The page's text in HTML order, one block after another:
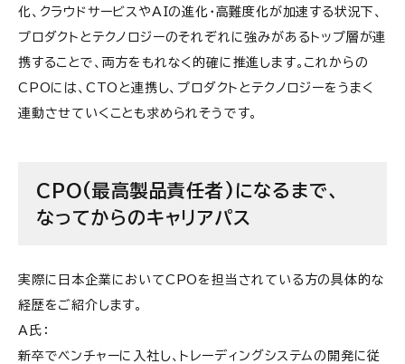
化、クラウドサービスやAIの進化・高難度化が加速する状況下、
プロダクトとテクノロジーのそれぞれに強みがあるトップ層が連
携することで、両方をもれなく的確に推進します。これからの
CPOには、CTOと連携し、プロダクトとテクノロジーをうまく
連動させていくことも求められそうです。
CPO(最高製品責任者)になるまで、
なってからのキャリアパス
実際に日本企業においてCPOを担当されている方の具体的な
経歴をご紹介します。
A氏：
新卒でベンチャーに入社し、トレーディングシステムの開発に従